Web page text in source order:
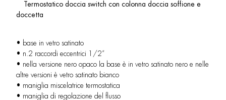
Termostatico doccia switch con colonna doccia soffione e
doccetta
• base in vetro satinato
• n.2 raccordi eccentrici 1/2”
• nella versione nero opaco la base è in vetro satinato nero e nelle
altre versioni è vetro satinato bianco
• maniglia miscelatrice termostatica
• maniglia di regolazione del flusso